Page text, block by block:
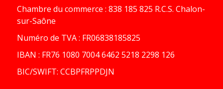
Chambre du commerce : 838 185 825 R.C.S. Chalon-
sur-Saône
Numéro de TVA : FR06838185825
IBAN : FR76 1080 7004 6462 5218 2298 126
BIC/SWIFT: CCBPFRPPDJN